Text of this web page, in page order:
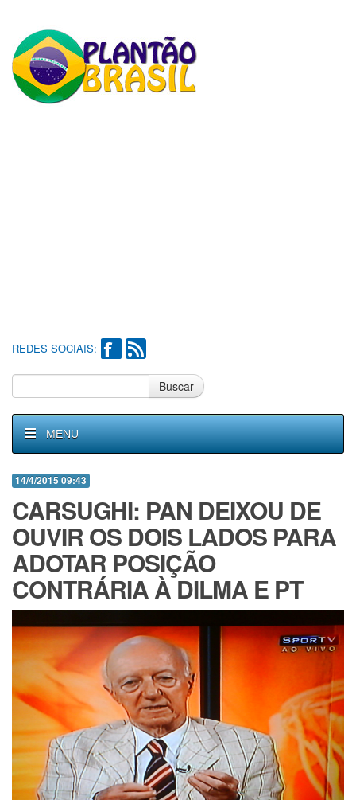
REDES SOCIAIS:
Buscar
MENU
14/4/2015 09:43
CARSUGHI: PAN DEIXOU DE
OUVIR OS DOIS LADOS PARA
ADOTAR POSIÇÃO
CONTRÁRIA À DILMA E PT